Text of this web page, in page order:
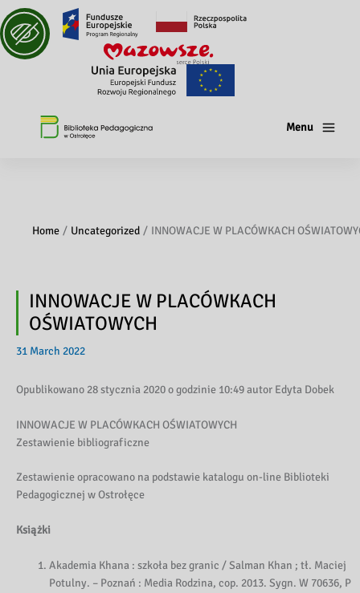
Menu
Home Uncategorized INNOWACJE W PLACÓWKACH
INNOWACJE W PLACÓWKACH
OŚWIATOWYCH
31 March 2022
Opublikowano 28 stycznia 2020 o godzinie 10:49 autor Edyta Dobek
INNOWACJE W PLACÓWKACH OŚWIATOWYCH
Zestawienie bibliograficzne
Zestawienie opracowano na podstawie katalogu on-line Biblioteki
Pedagogicznej w Ostrołęce
Książki
Akademia Khana : szkoła bez granic / Salman Khan ; tł. Maciej
Potulny. – Poznań : Media Rodzina, cop. 2013. Sygn. W 70636, P